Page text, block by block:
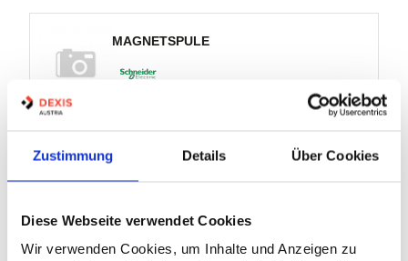
Zustimmung Details Über Cookies
Diese Webseite verwendet Cookies
Wir verwenden Cookies, um Inhalte und Anzeigen zu
MAGNETSPULE
EAN: 3389119410304
Bezeichnung:
LXD3B7